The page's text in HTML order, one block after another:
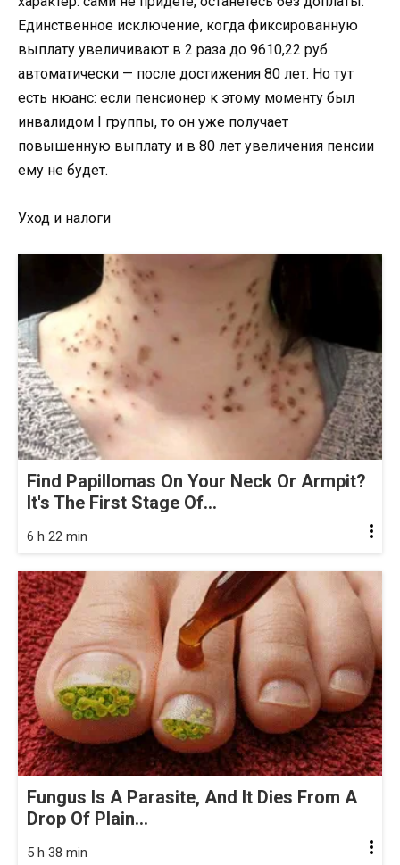
Единственное исключение, когда фиксированную
выплату увеличивают в 2 раза до 9610,22 руб.
автоматически — после достижения 80 лет. Но тут
есть нюанс: если пенсионер к этому моменту был
инвалидом I группы, то он уже получает
повышенную выплату и в 80 лет увеличения пенсии
ему не будет.
Уход и налоги
Find Papillomas On Your Neck Or Armpit?
It's The First Stage Of...
6 h 22 min
Fungus Is A Parasite, And It Dies From A
Drop Of Plain...
5 h 38 min